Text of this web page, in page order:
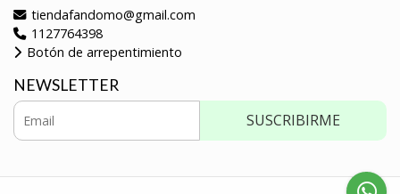
tiendafandomo@gmail.com
1127764398
Botón de arrepentimiento
NEWSLETTER
SUSCRIBIRME